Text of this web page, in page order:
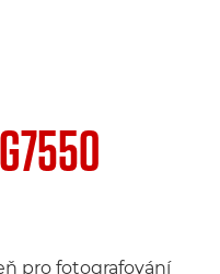
pro fotografování